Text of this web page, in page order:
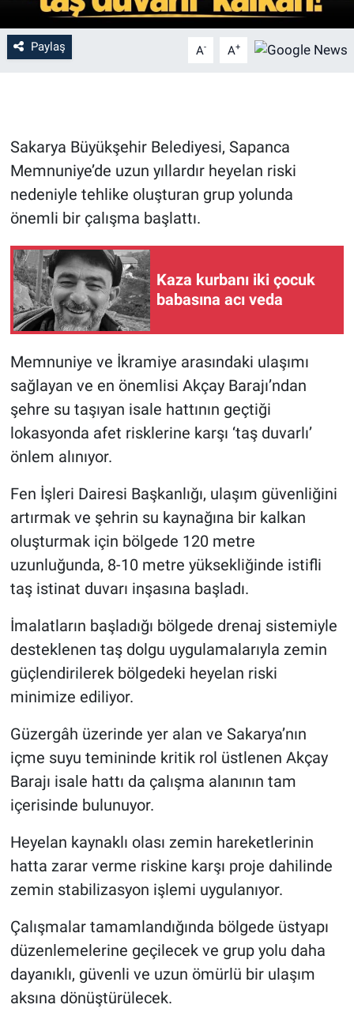
Paylaş A- A+
Sakarya Büyükşehir Belediyesi, Sapanca
Memnuniye’de uzun yıllardır heyelan riski
nedeniyle tehlike oluşturan grup yolunda
önemli bir çalışma başlattı.
Kaza kurbanı iki çocuk
babasına acı veda
Memnuniye ve İkramiye arasındaki ulaşımı
sağlayan ve en önemlisi Akçay Barajı’ndan
şehre su taşıyan isale hattının geçtiği
lokasyonda afet risklerine karşı ‘taş duvarlı’
önlem alınıyor.
Fen İşleri Dairesi Başkanlığı, ulaşım güvenliğini
artırmak ve şehrin su kaynağına bir kalkan
oluşturmak için bölgede 120 metre
uzunluğunda, 8-10 metre yüksekliğinde istifli
taş istinat duvarı inşasına başladı.
İmalatların başladığı bölgede drenaj sistemiyle
desteklenen taş dolgu uygulamalarıyla zemin
güçlendirilerek bölgedeki heyelan riski
minimize ediliyor.
Güzergâh üzerinde yer alan ve Sakarya’nın
içme suyu temininde kritik rol üstlenen Akçay
Barajı isale hattı da çalışma alanının tam
içerisinde bulunuyor.
Heyelan kaynaklı olası zemin hareketlerinin
hatta zarar verme riskine karşı proje dahilinde
zemin stabilizasyon işlemi uygulanıyor.
Çalışmalar tamamlandığında bölgede üstyapı
düzenlemelerine geçilecek ve grup yolu daha
dayanıklı, güvenli ve uzun ömürlü bir ulaşım
aksına dönüştürülecek.